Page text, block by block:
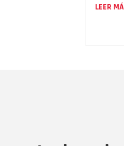
LEER